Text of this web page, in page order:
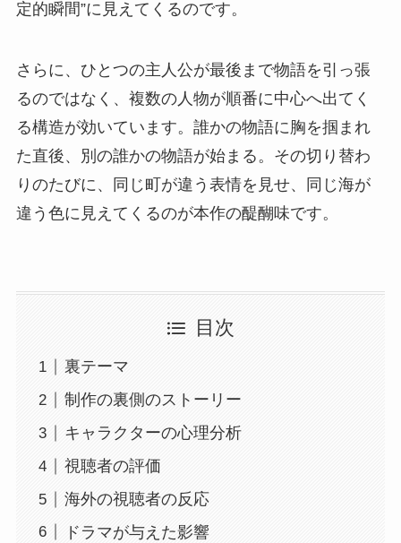
定的瞬間”に見えてくるのです。
さらに、ひとつの主人公が最後まで物語を引っ張
るのではなく、複数の人物が順番に中心へ出てく
る構造が効いています。誰かの物語に胸を掴まれ
た直後、別の誰かの物語が始まる。その切り替わ
りのたびに、同じ町が違う表情を見せ、同じ海が
違う色に見えてくるのが本作の醍醐味です。
目次
裏テーマ
制作の裏側のストーリー
キャラクターの心理分析
視聴者の評価
海外の視聴者の反応
ドラマが与えた影響